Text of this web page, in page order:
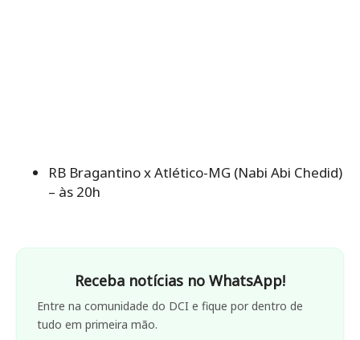
RB Bragantino x Atlético-MG (Nabi Abi Chedid)
– às 20h
Receba notícias no WhatsApp!
Entre na comunidade do DCI e fique por dentro de
tudo em primeira mão.